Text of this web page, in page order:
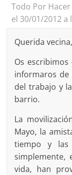
Todo Por Hacer
el 30/01/2012 a
Querida
Os
informaros de
del trabajo y
barrio.
La
Mayo, la
tiempo y las
simplemente,
vida, han